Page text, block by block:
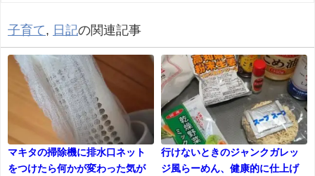
子育て, 日記の関連記事
マキタの掃除機に排水口ネット
をつけたら何かが変わった気が
行けないときのジャンクガレッ
ジ風らーめん、健康的に仕上げ